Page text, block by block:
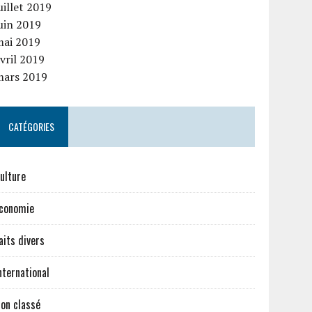
2019
2019
2019
2019
2019
CATÉGORIES
divers
classé